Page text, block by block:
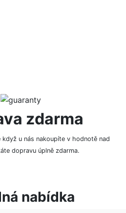
zdarma
když u nás nakoupíte v hodnotě nad
dopravu úplně zdarma.
nabídka